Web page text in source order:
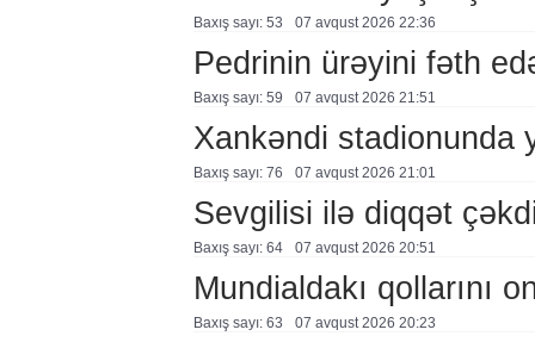
Baxış sayı: 53 07 avqust 2026 22:36
Pedrinin ürəyini fəth
Baxış sayı: 59 07 avqust 2026 21:51
Xankəndi stadionunda
Baxış sayı: 76 07 avqust 2026 21:01
Sevgilisi ilə diqqət
Baxış sayı: 64 07 avqust 2026 20:51
Mundialdakı qollarını
Baxış sayı: 63 07 avqust 2026 20:23